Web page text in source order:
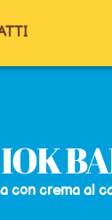
con crema al